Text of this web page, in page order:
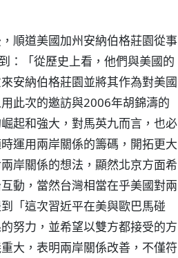
順道美國加州安納伯格莊園從事
：「從歷史上看，他們與美國的
安納伯格莊園並將其作為對美國
此次的邀訪與2006年胡錦濤的
起和強大，對馬英九而言，也必
運用兩岸關係的籌碼，開拓更大
岸關係的想法，顯然北京方面希
動，當然台灣相當在乎美國對兩
「這次習近平在美與歐巴馬碰
努力，並希望以雙方都接受的方
大，表明兩岸關係改善，不僅符